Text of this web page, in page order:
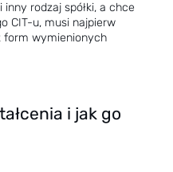
rodzaj spółki, a chce
CIT-u, musi najpierw
form wymienionych
i jak go